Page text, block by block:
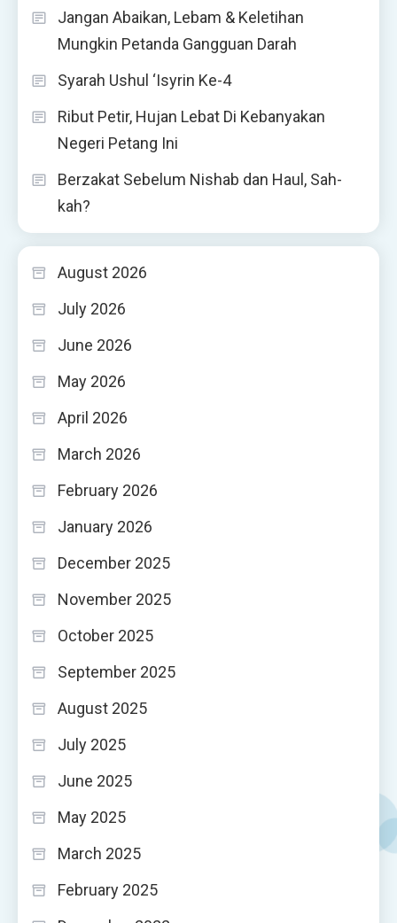
Jangan Abaikan, Lebam & Keletihan
Mungkin Petanda Gangguan Darah
Syarah Ushul ‘Isyrin Ke-4
Ribut Petir, Hujan Lebat Di Kebanyakan
Negeri Petang Ini
Berzakat Sebelum Nishab dan Haul, Sah-
kah?
August 2026
July 2026
June 2026
May 2026
April 2026
March 2026
February 2026
January 2026
December 2025
November 2025
October 2025
September 2025
August 2025
July 2025
June 2025
May 2025
March 2025
February 2025